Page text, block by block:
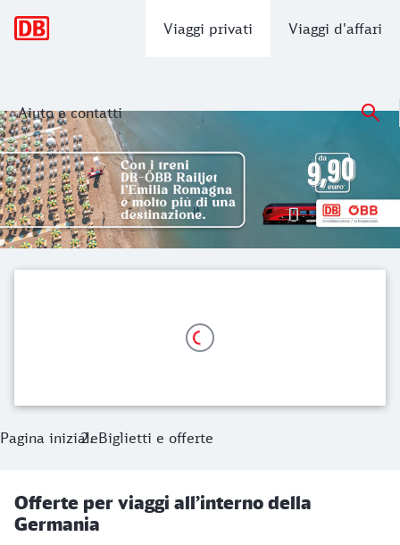
Viaggi privati Viaggi d'affari
Aiuto e contatti
Biglietti e offerte
Pagina inizialeBiglietti e offerte
Offerte per viaggi all’interno della
Germania